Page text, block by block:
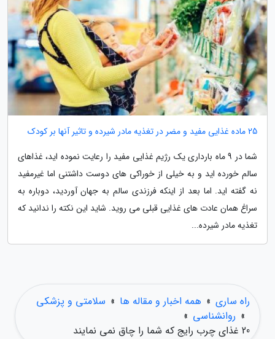
25 ماده غذایی مفید و مضر در تغذیه مادر شیرده و تاثیر آنها بر کودک
شما در 9 ماه بارداری یک رژیم غذایی مفید را رعایت نموده اید، غذاهای
سالم خورده اید و به خیلی از خوراکی های دوست داشتنی اما غیرمفید
نه گفته اید. اما بعد از اینکه فرزندی سالم به جهان آوردید، دوباره به
سراغ همان عادت های غذایی قبلی می روید. شاید این نکته را ندانید که
تغذیه مادر شیرده...
راه ساری » همه اخبار و مقاله ها » سلامتی و پزشکی
» روانشناسی »
20 غذای چرب رایج که شما را چاق نمی نمایند